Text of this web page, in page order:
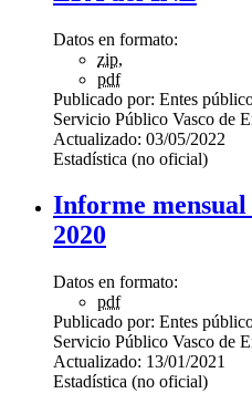
Datos en formato:
zip,
pdf
Publicado por: Entes
Servicio Público Vasco de
Actualizado: 03/05/2022
Estadística (no oficial)
Informe mensual
2020
Datos en formato:
pdf
Publicado por: Entes
Servicio Público Vasco de
Actualizado: 13/01/2021
Estadística (no oficial)